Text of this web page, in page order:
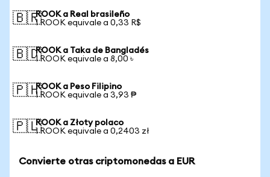
🇧🇷ROOK a Real brasileño
1 ROOK equivale a 0,33 R$
🇧🇩ROOK a Taka de Bangladés
1 ROOK equivale a 8,00 ৳
🇵🇭ROOK a Peso Filipino
1 ROOK equivale a 3,93 ₱
🇵🇱ROOK a Złoty polaco
1 ROOK equivale a 0,2403 zł
Convierte otras criptomonedas a EUR